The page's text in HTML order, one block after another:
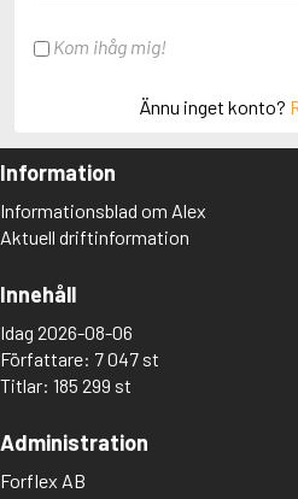
Kom ihåg mig!
Ännu inget konto?
Information
Informationsblad om Alex
Aktuell driftinformation
Innehåll
Idag 2026-08-06
Författare: 7 047 st
Titlar: 185 299 st
Administration
Forflex AB